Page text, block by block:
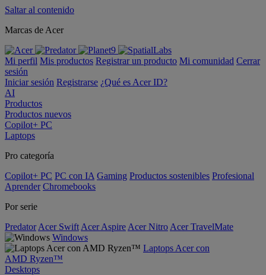
Saltar al contenido
Marcas de Acer
Mi perfil Mis productos Registrar un producto Mi comunidad Cerrar
sesión
Iniciar sesión Registrarse ¿Qué es Acer ID?
AI
Productos
Productos nuevos
Copilot+ PC
Laptops
Pro categoría
Copilot+ PC PC con IA Gaming Productos sostenibles Profesional
Aprender Chromebooks
Por serie
Predator Acer Swift Acer Aspire Acer Nitro Acer TravelMate
Windows
Laptops Acer con
AMD Ryzen™
Desktops